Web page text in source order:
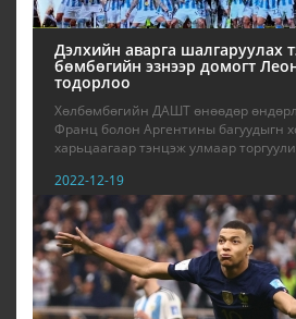
Дэлхийн аварга шалгаруулах
бөмбөгийн эзнээр домогт
тодорлоо
Хөлбөмбөгийн ДАШТ өнөөдөр
Франц болон Аргентины багуудыгн
харьцаагаар тэнцэж улмаар
2022-12-19